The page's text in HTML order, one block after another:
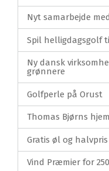
Nyt samarbejde
Spil helligdagsgolf
Ny dansk
grønnere
Golfperle på Orust
Thomas Bjørns
Gratis øl og
Vind Præmier for